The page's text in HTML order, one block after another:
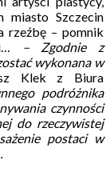
miasto Szczecin
rzeźbę – pomnik
– Zgodnie z
wykonana w
Klek z Biura
podróżnika
czynności
do rzeczywistej
postaci w